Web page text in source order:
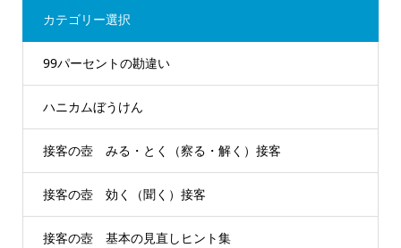
カテゴリー選択
99パーセントの勘違い
ハニカムぼうけん
接客の壺 みる・とく（察る・解く）接客
接客の壺 効く（聞く）接客
接客の壺 基本の見直しヒント集